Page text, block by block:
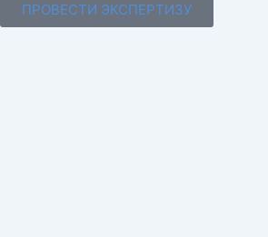
ПРОВЕСТИ ЭКСПЕРТИЗУ